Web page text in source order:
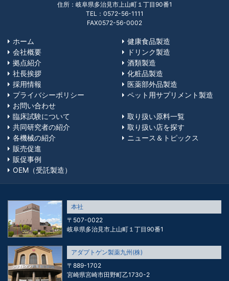
住所：岐阜県多治見市上山町１丁目90番1
TEL：0572-56-1111
FAX0572-56-0002
ホーム
会社概要
拠点紹介
社長挨拶
採用情報
プライバシーポリシー
お問い合わせ
健康食品製造
ドリンク製造
酒類製造
化粧品製造
医薬部外品製造
ペット用サプリメント製造
臨床試験について
共同研究者の紹介
各機械の紹介
販売促進
販促事例
OEM（受託製造）
取り扱い原料一覧
取り扱い店を探す
ニュース＆トピックス
本社
〒507-0022
岐阜県多治見市上山町１丁目90番1
アダプトゲン製薬九州(株)
〒889-1702
宮崎県宮崎市田野町乙1730-2